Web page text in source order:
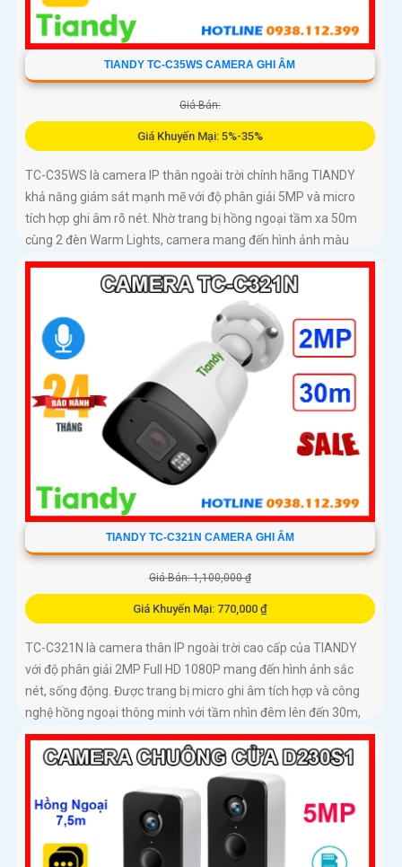
TIANDY TC-C35WS CAMERA GHI ÂM
Giá Bán:
Giá Khuyến Mại: 5%-35%
TC-C35WS là camera IP thân ngoài trời chính hãng TIANDY
khả năng giám sát mạnh mẽ với độ phân giải 5MP và micro
tích hợp ghi âm rõ nét. Nhờ trang bị hồng ngoại tầm xa 50m
cùng 2 đèn Warm Lights, camera mang đến hình ảnh màu
sống động vào ban đêm trong phạm vi 15m
TIANDY TC-C321N CAMERA GHI ÂM
Giá Bán: 1,100,000 ₫
Giá Khuyến Mại: 770,000 ₫
TC-C321N là camera thân IP ngoài trời cao cấp của TIANDY
với độ phân giải 2MP Full HD 1080P mang đến hình ảnh sắc
nét, sống động. Được trang bị micro ghi âm tích hợp và công
nghệ hồng ngoại thông minh với tầm nhìn đêm lên đến 30m,
camera giúp giám sát hiệu quả cả ngày lẫn đêm